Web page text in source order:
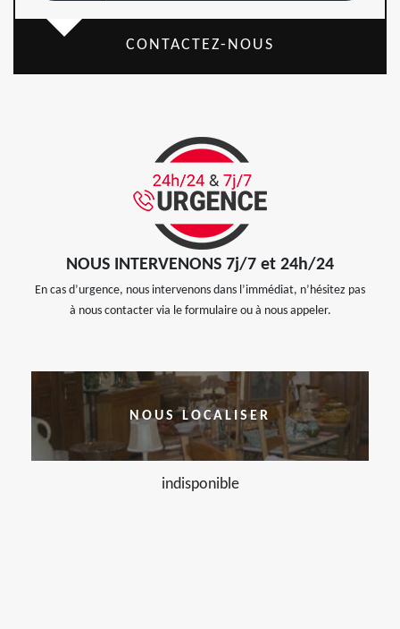
CONTACTEZ-NOUS
NOUS INTERVENONS 7j/7 et 24h/24
En cas d’urgence, nous intervenons dans l’immédiat, n’hésitez pas
à nous contacter via le formulaire ou à nous appeler.
NOUS LOCALISER
indisponible